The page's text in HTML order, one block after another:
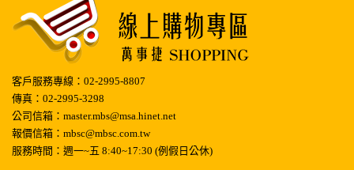
客戶服務專線：02-2995-8807
傳真：02-2995-3298
公司信箱：master.mbs@msa.hinet.net
報價信箱：mbsc@mbsc.com.tw
服務時間：週一~五 8:40~17:30 (例假日公休)